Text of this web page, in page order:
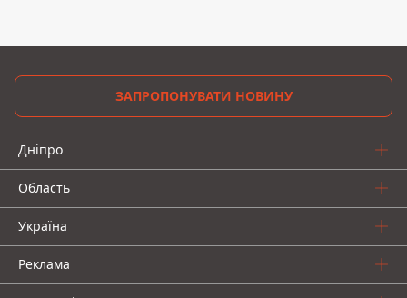
ЗАПРОПОНУВАТИ НОВИНУ
Дніпро
Область
Україна
Реклама